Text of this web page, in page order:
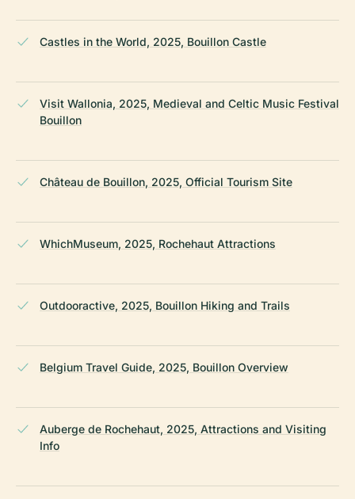
Castles in the World, 2025, Bouillon Castle
Visit Wallonia, 2025, Medieval and Celtic Music Festival
Bouillon
Château de Bouillon, 2025, Official Tourism Site
WhichMuseum, 2025, Rochehaut Attractions
Outdooractive, 2025, Bouillon Hiking and Trails
Belgium Travel Guide, 2025, Bouillon Overview
Auberge de Rochehaut, 2025, Attractions and Visiting
Info